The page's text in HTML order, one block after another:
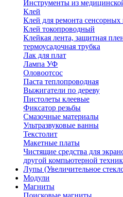
Инструменты из
Клей
Клей для ремонта сенсорных
Клей токопроводный
Клейкая лента, защитная
термоусадочная трубка
Лак для плат
Лампа УФ
Оловоотсос
Паста теплопроводная
Выжигатели по дереву
Пистолеты клеевые
Фиксатор резьбы
Смазочные материалы
Ультразвуковые ванны
Текстолит
Макетные платы
Чистящие средства для
другой компьютерной
Лупы (Увеличительное
Модули
Магниты
Поисковые магниты